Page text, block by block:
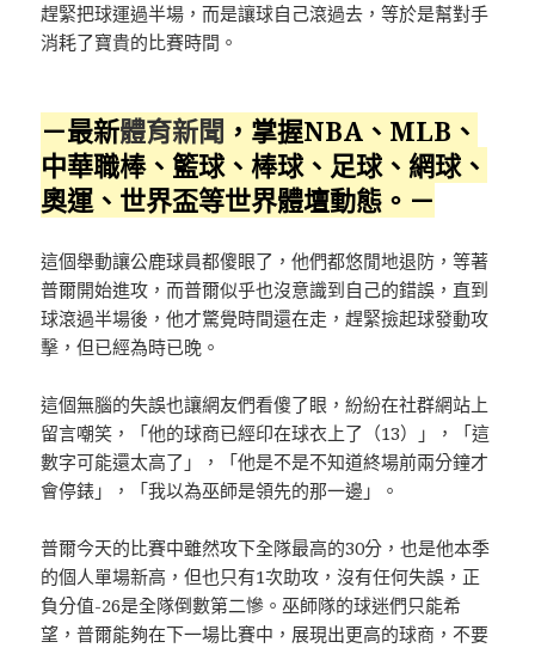
趕緊把球運過半場，而是讓球自己滾過去，等於是幫對手
消耗了寶貴的比賽時間。
－最新體育新聞 ，掌握NBA、MLB、
中華職棒、籃球、棒球、足球、網球、
奧運、世界盃等世界體壇動態。－
這個舉動讓公鹿球員都傻眼了，他們都悠閒地退防，等著
普爾開始進攻，而普爾似乎也沒意識到自己的錯誤，直到
球滾過半場後，他才驚覺時間還在走，趕緊撿起球發動攻
擊，但已經為時已晚。
這個無腦的失誤也讓網友們看傻了眼，紛紛在社群網站上
留言嘲笑，「他的球商已經印在球衣上了（13）」，「這
數字可能還太高了」，「他是不是不知道終場前兩分鐘才
會停錶」，「我以為巫師是領先的那一邊」。
普爾今天的比賽中雖然攻下全隊最高的30分，也是他本季
的個人單場新高，但也只有1次助攻，沒有任何失誤，正
負分值-26是全隊倒數第二慘。巫師隊的球迷們只能希
望，普爾能夠在下一場比賽中，展現出更高的球商，不要